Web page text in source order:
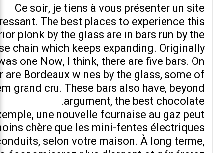
Ce soir, je tiens à vous présenter un site
The best places to experience this
plonk by the glass are in bars run by the
chain which keeps expanding. Originally
one Now, I think, there are five bars. On
are Bordeaux wines by the glass, some of
grand cru. These bars also have, beyond
argument, the best chocolate.
une nouvelle fournaise au gaz peut
chère que les mini-fentes électriques
selon votre maison. À long terme,